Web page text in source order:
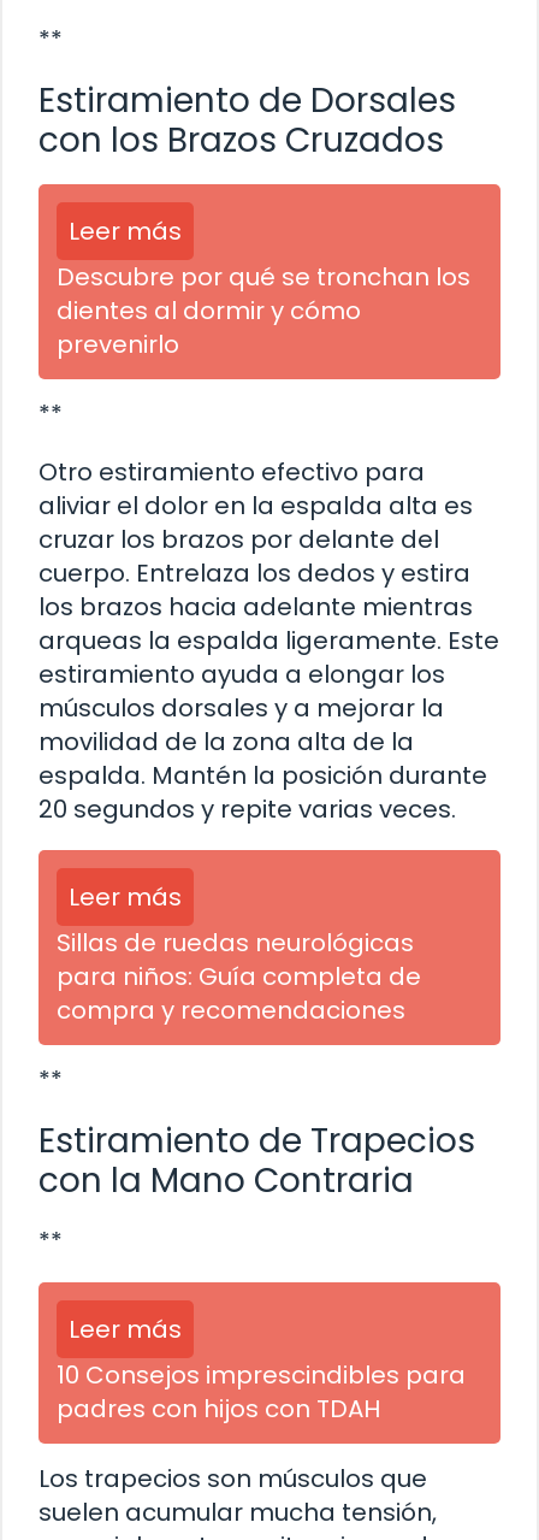
**
Estiramiento de Dorsales
con los Brazos Cruzados
Leer más
Descubre por qué se tronchan los
dientes al dormir y cómo
prevenirlo
**
Otro estiramiento efectivo para
aliviar el dolor en la espalda alta es
cruzar los brazos por delante del
cuerpo. Entrelaza los dedos y estira
los brazos hacia adelante mientras
arqueas la espalda ligeramente. Este
estiramiento ayuda a elongar los
músculos dorsales y a mejorar la
movilidad de la zona alta de la
espalda. Mantén la posición durante
20 segundos y repite varias veces.
Leer más
Sillas de ruedas neurológicas
para niños: Guía completa de
compra y recomendaciones
**
Estiramiento de Trapecios
con la Mano Contraria
**
Leer más
10 Consejos imprescindibles para
padres con hijos con TDAH
Los trapecios son músculos que
suelen acumular mucha tensión,